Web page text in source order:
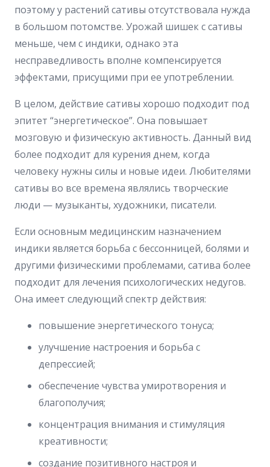
поэтому у растений сативы отсутствовала нужда
в большом потомстве. Урожай шишек с сативы
меньше, чем с индики, однако эта
несправедливость вполне компенсируется
эффектами, присущими при ее употреблении.
В целом, действие сативы хорошо подходит под
эпитет “энергетическое”. Она повышает
мозговую и физическую активность. Данный вид
более подходит для курения днем, когда
человеку нужны силы и новые идеи. Любителями
сативы во все времена являлись творческие
люди — музыканты, художники, писатели.
Если основным медицинским назначением
индики является борьба с бессонницей, болями и
другими физическими проблемами, сатива более
подходит для лечения психологических недугов.
Она имеет следующий спектр действия:
повышение энергетического тонуса;
улучшение настроения и борьба с
депрессией;
обеспечение чувства умиротворения и
благополучия;
концентрация внимания и стимуляция
креативности;
создание позитивного настроя и